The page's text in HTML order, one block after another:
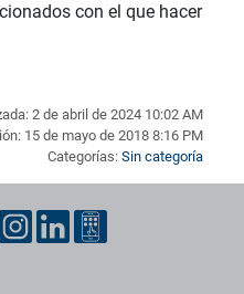
con el que hacer
2 de abril de 2024 10:02 AM
15 de mayo de 2018 8:16 PM
Categorías: Sin categoría
contacto, redes sociales y